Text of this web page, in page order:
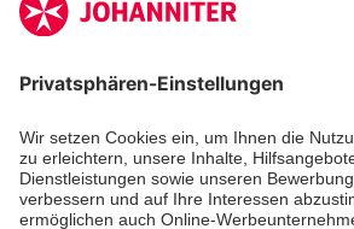
Zertifizierung der Johanniter-
Die Johanniter GmbH führt das
des Deutschen